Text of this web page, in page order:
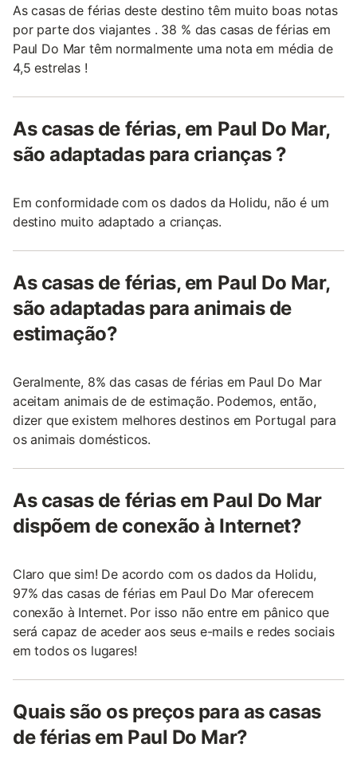
As casas de férias deste destino têm muito boas notas
por parte dos viajantes . 38 % das casas de férias em
Paul Do Mar têm normalmente uma nota em média de
4,5 estrelas !
As casas de férias, em Paul Do Mar,
são adaptadas para crianças ?
Em conformidade com os dados da Holidu, não é um
destino muito adaptado a crianças.
As casas de férias, em Paul Do Mar,
são adaptadas para animais de
estimação?
Geralmente, 8% das casas de férias em Paul Do Mar
aceitam animais de de estimação. Podemos, então,
dizer que existem melhores destinos em Portugal para
os animais domésticos.
As casas de férias em Paul Do Mar
dispõem de conexão à Internet?
Claro que sim! De acordo com os dados da Holidu,
97% das casas de férias em Paul Do Mar oferecem
conexão à Internet. Por isso não entre em pânico que
será capaz de aceder aos seus e-mails e redes sociais
em todos os lugares!
Quais são os preços para as casas
de férias em Paul Do Mar?